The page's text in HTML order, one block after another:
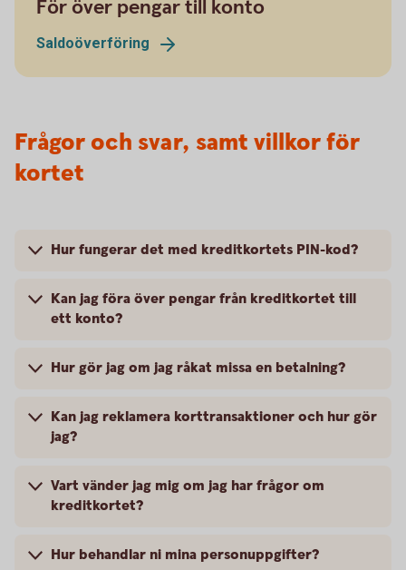
För över pengar till konto
Saldoöverföring
Frågor och svar, samt villkor för
kortet
Hur fungerar det med kreditkortets PIN-kod?
Kan jag föra över pengar från kreditkortet till
ett konto?
Hur gör jag om jag råkat missa en betalning?
Kan jag reklamera korttransaktioner och hur gör
jag?
Vart vänder jag mig om jag har frågor om
kreditkortet?
Hur behandlar ni mina personuppgifter?